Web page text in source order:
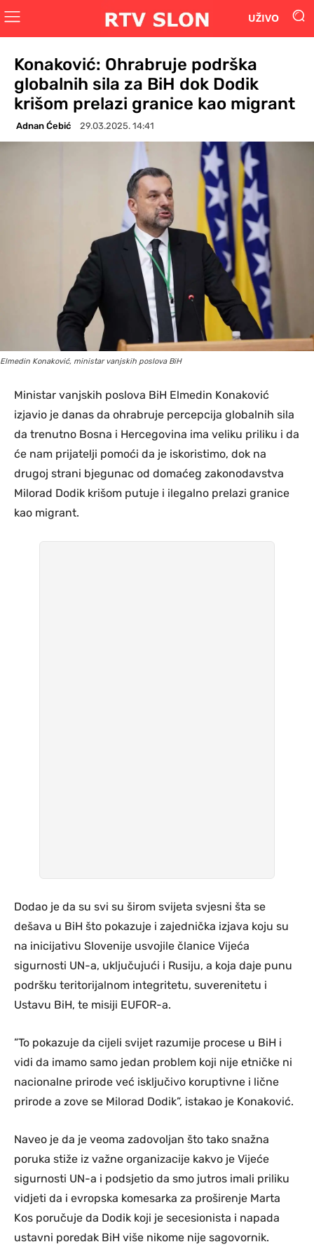
UŽIVO
Konaković: Ohrabruje podrška
globalnih sila za BiH dok Dodik
krišom prelazi granice kao migrant
Adnan Ćebić 29.03.2025. 14:41
Elmedin Konaković, ministar vanjskih poslova BiH
Ministar vanjskih poslova BiH Elmedin Konaković
izjavio je danas da ohrabruje percepcija globalnih sila
da trenutno Bosna i Hercegovina ima veliku priliku i da
će nam prijatelji pomoći da je iskoristimo, dok na
drugoj strani bjegunac od domaćeg zakonodavstva
Milorad Dodik krišom putuje i ilegalno prelazi granice
kao migrant.
Dodao je da su svi su širom svijeta svjesni šta se
dešava u BiH što pokazuje i zajednička izjava koju su
na inicijativu Slovenije usvojile članice Vijeća
sigurnosti UN-a, uključujući i Rusiju, a koja daje punu
podršku teritorijalnom integritetu, suverenitetu i
Ustavu BiH, te misiji EUFOR-a.
”To pokazuje da cijeli svijet razumije procese u BiH i
vidi da imamo samo jedan problem koji nije etničke ni
nacionalne prirode već isključivo koruptivne i lične
prirode a zove se Milorad Dodik”, istakao je Konaković.
Naveo je da je veoma zadovoljan što tako snažna
poruka stiže iz važne organizacije kakvo je Vijeće
sigurnosti UN-a i podsjetio da smo jutros imali priliku
vidjeti da i evropska komesarka za proširenje Marta
Kos poručuje da Dodik koji je secesionista i napada
ustavni poredak BiH više nikome nije sagovornik.